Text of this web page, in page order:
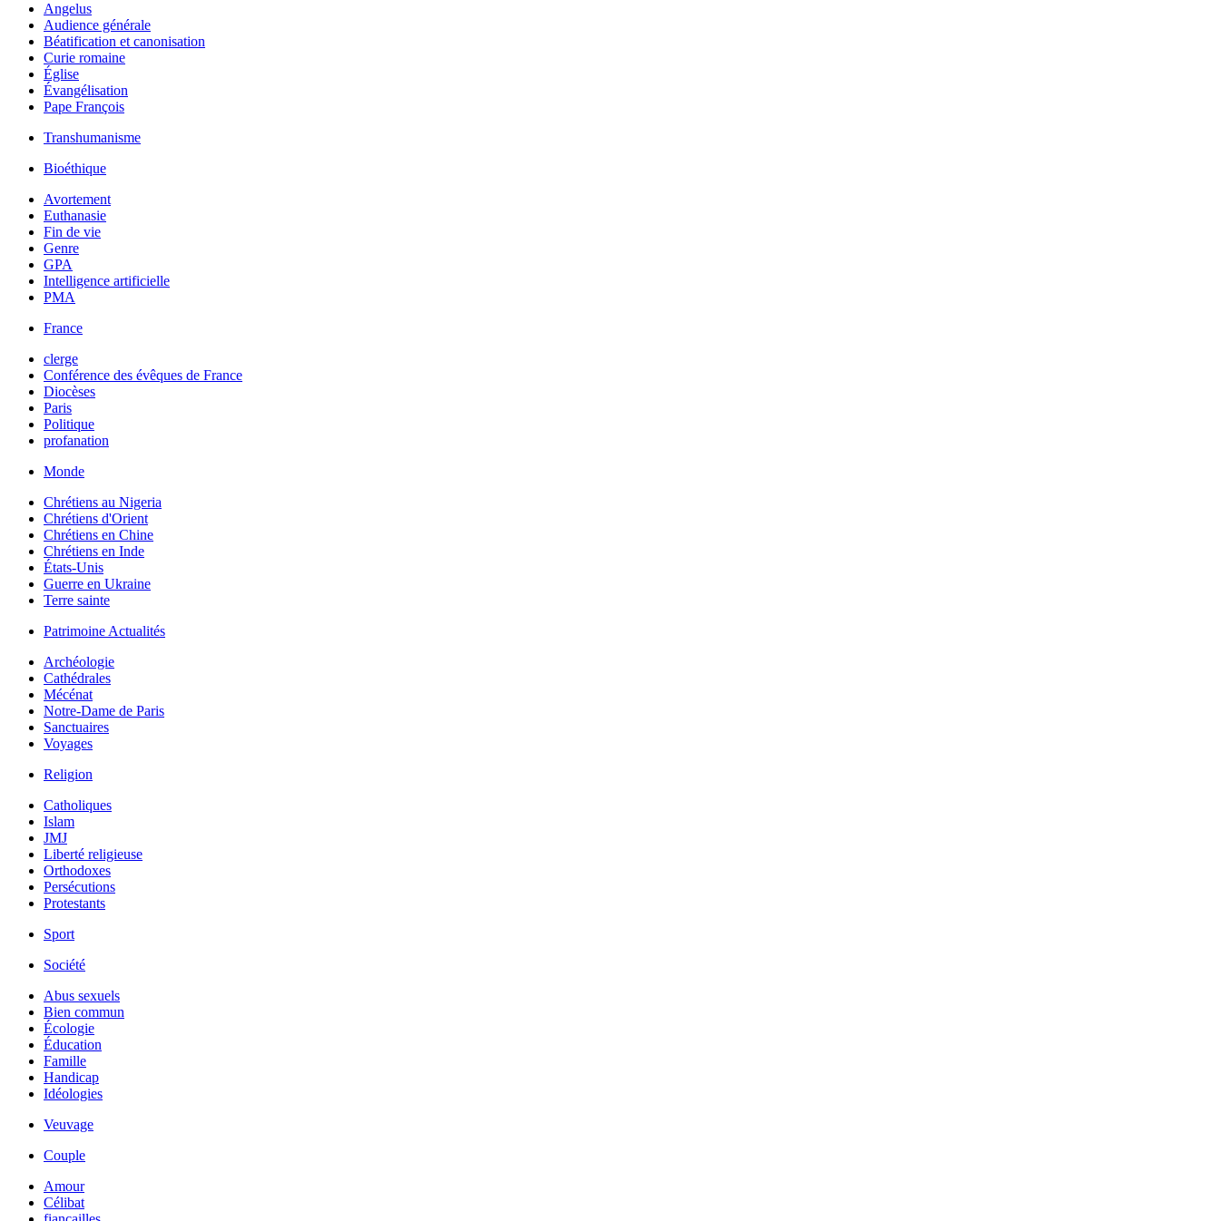
Angelus
Audience générale
Béatification et canonisation
Curie romaine
Église
Évangélisation
Pape François
Transhumanisme
Bioéthique
Avortement
Euthanasie
Fin de vie
Genre
GPA
Intelligence artificielle
PMA
France
clerge
Conférence des évêques de France
Diocèses
Paris
Politique
profanation
Monde
Chrétiens au Nigeria
Chrétiens d'Orient
Chrétiens en Chine
Chrétiens en Inde
États-Unis
Guerre en Ukraine
Terre sainte
Patrimoine Actualités
Archéologie
Cathédrales
Mécénat
Notre-Dame de Paris
Sanctuaires
Voyages
Religion
Catholiques
Islam
JMJ
Liberté religieuse
Orthodoxes
Persécutions
Protestants
Sport
Société
Abus sexuels
Bien commun
Écologie
Éducation
Famille
Handicap
Idéologies
Veuvage
Couple
Amour
Célibat